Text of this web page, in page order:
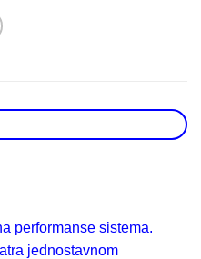
performanse sistema.
jednostavnom